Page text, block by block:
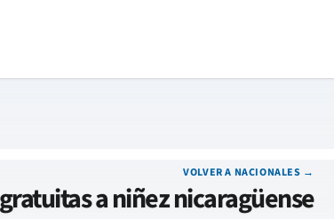
VOLVER A NACIONALES →
a niñez nicaragüense